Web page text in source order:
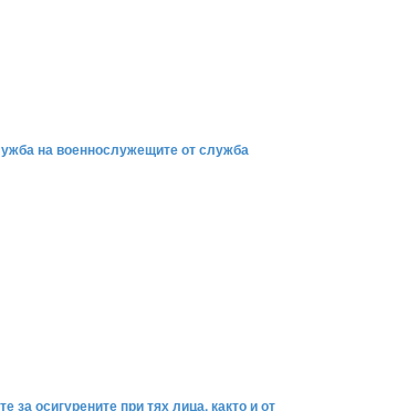
на военнослужещите от служба
осигурените при тях лица, както и от